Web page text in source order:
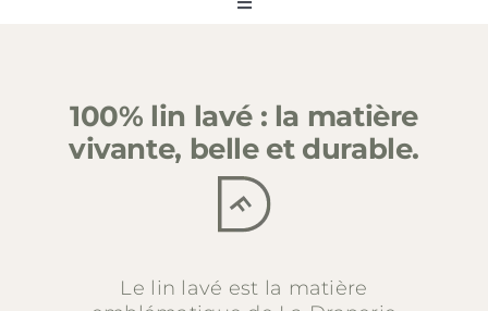
Toggle
Soldes100% lin lavé : la matière
vivante, belle et durable.
Le lin lavé est la matière